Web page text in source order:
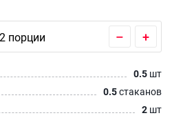
– +
0.5 шт
0.5стаканов
2 шт